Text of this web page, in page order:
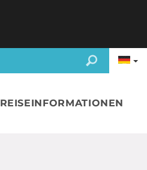
REISEINFORMATIONEN